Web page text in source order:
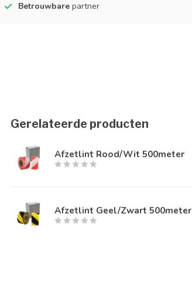
Betrouwbare partner
Gerelateerde producten
Afzetlint Rood/Wit 500meter
Afzetlint Geel/Zwart 500meter